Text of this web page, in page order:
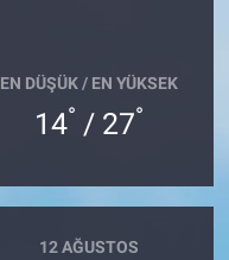
EN DÜŞÜK / EN YÜKSEK
14° / 27°
12 AĞUSTOS